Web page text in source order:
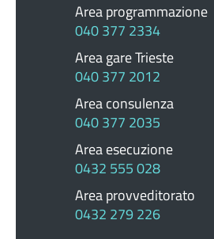
Area programmazione
040 377 2334
Area gare Trieste
040 377 2012
Area consulenza
040 377 2035
Area esecuzione
0432 555 028
Area provveditorato
0432 279 226